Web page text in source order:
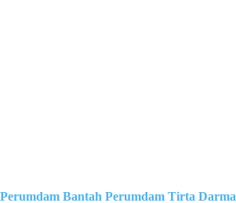
Perumdam Bantah Perumdam Tirta